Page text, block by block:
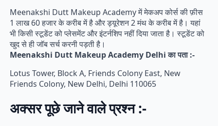
Meenakshi Dutt Makeup Academy में मेकअप कोर्स की फ़ीस
1 लाख 60 हजार के करीब में है और ड्यूरेशन 2 मंथ के करीब में है। यहां
भी किसी स्टूडेंट को प्लेसमेंट और इंटर्नशिप नहीं दिया जाता है। स्टूडेंट को
खुद से ही जॉब सर्च करनी पड़ती है।
Meenakshi Dutt Makeup Academy Delhi का पता :-
Lotus Tower, Block A, Friends Colony East, New
Friends Colony, New Delhi, Delhi 110065
अक्सर पूछे जाने वाले प्रश्न :-